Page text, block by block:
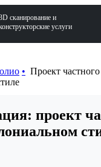
сканирование и
услуги
Проект
проект